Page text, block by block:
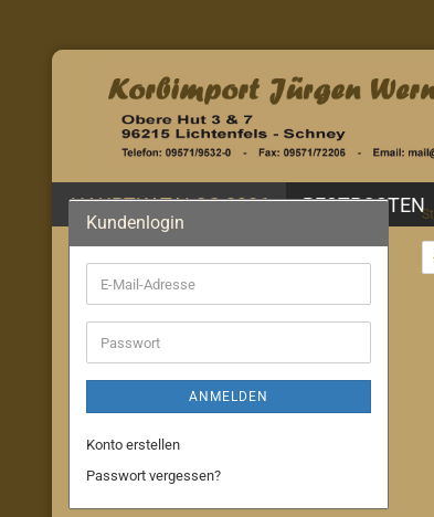
HAUPTKATALOG 2026 RESTPOSTEN
Kundenlogin
E-
Mail-
Adresse
Passwort
ANMELDEN
Konto erstellen
Passwort vergessen?